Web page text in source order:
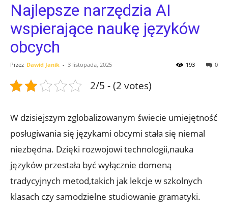
Najlepsze narzędzia AI
wspierające naukę języków
obcych
Przez Dawid Janik - 3 listopada, 2025 0
193
2/5 - (2 votes)
W dzisiejszym⁤ zglobalizowanym świecie⁣ umiejętność
posługiwania⁣ się językami obcymi stała się niemal‍
niezbędna. Dzięki rozwojowi technologii,nauka
języków przestała być​ wyłącznie domeną⁤
tradycyjnych metod,takich jak‌ lekcje⁢ w‍ szkolnych ​
klasach czy samodzielne studiowanie gramatyki.